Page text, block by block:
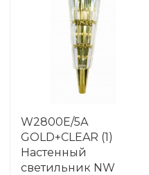
W2800E/5A
GOLD+CLEAR (1)
Настенный
светильник NW